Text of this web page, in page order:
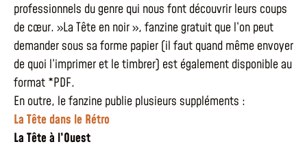
professionnels du genre qui nous font découvrir leurs coups
de cœur. »La Tête en noir », fanzine gratuit que l’on peut
demander sous sa forme papier (il faut quand même envoyer
de quoi l’imprimer et le timbrer) est également disponible au
format *PDF.
En outre, le fanzine publie plusieurs suppléments :
La Tête dans le Rétro
La Tête à l’Ouest